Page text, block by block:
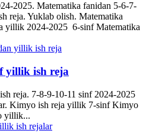
2025. Matematika fanidan 5-6-7-
reja. Yuklab olish. Matematika
yillik 2024-2025 6-sinf Matematika
yillik ish reja
reja. 7-8-9-10-11 sinf 2024-2025
Kimyo ish reja yillik 7-sinf Kimyo
yillik...